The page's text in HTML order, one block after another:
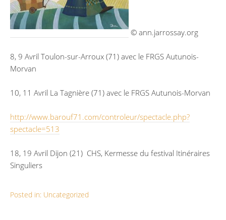
© ann.jarrossay.org
8, 9 Avril Toulon-sur-Arroux (71) avec le FRGS Autunois-
Morvan
10, 11 Avril La Tagnière (71) avec le FRGS Autunois-Morvan
http://www.barouf71.com/controleur/spectacle.php?
spectacle=513
18, 19 Avril Dijon (21) CHS, Kermesse du festival Itinéraires
Singuliers
Posted in: Uncategorized